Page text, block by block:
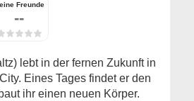
Freunde
--
lebt in der fernen Zukunft in
Eines Tages findet er den
ihr einen neuen Körper.